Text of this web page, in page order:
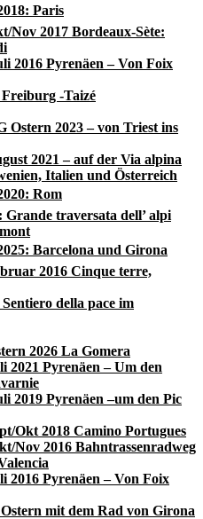
Paris
Nov 2017 Bordeaux-Sète:
2016 Pyrenäen – Von Foix
-Taizé
Ostern 2023 – von Triest ins
2021 – auf der Via alpina
Italien und Österreich
Rom
Grande traversata dell’ alpi
Barcelona und Girona
2016 Cinque terre,
della pace im
2026 La Gomera
2021 Pyrenäen – Um den
2019 Pyrenäen –um den Pic
Okt 2018 Camino Portugues
Nov 2016 Bahntrassenradweg
2016 Pyrenäen – Von Foix
mit dem Rad von Girona